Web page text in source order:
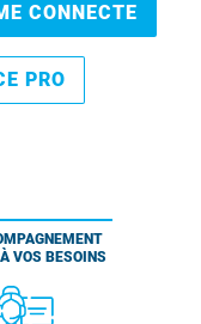
CONNECTE
PRO
VOS BESOINS